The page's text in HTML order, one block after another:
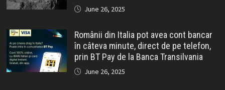
June 26, 2025
Românii din Italia pot avea cont bancar
în câteva minute, direct de pe telefon,
prin BT Pay de la Banca Transilvania
June 26, 2025